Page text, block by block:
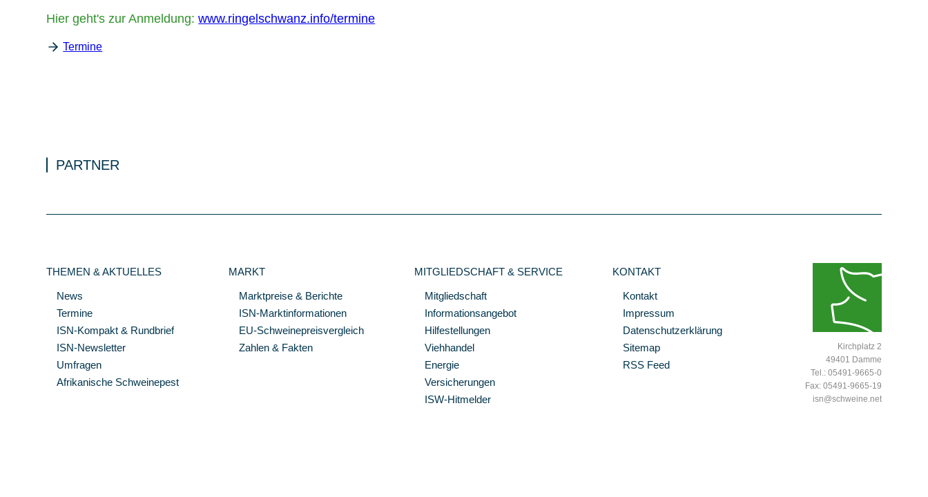
Hier geht's zur Anmeldung:www.ringelschwanz.info/termine
Termine
PARTNER
THEMEN & AKTUELLES
News
Termine
ISN-Kompakt & Rundbrief
ISN-Newsletter
Umfragen
Afrikanische Schweinepest
MARKT
Marktpreise & Berichte
ISN-Marktinformationen
EU-Schweinepreisvergleich
Zahlen & Fakten
MITGLIEDSCHAFT & SERVICE
Mitgliedschaft
Informationsangebot
Hilfestellungen
Viehhandel
Energie
Versicherungen
ISW-Hitmelder
KONTAKT
Kontakt
Impressum
Datenschutzerklärung
Sitemap
RSS Feed
Kirchplatz 2
49401 Damme
Tel.: 05491-9665-0
Fax: 05491-9665-19
isn@schweine.net